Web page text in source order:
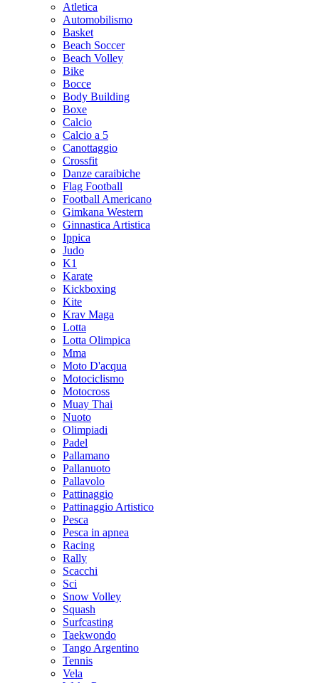
Atletica
Automobilismo
Basket
Beach Soccer
Beach Volley
Bike
Bocce
Body Building
Boxe
Calcio
Calcio a 5
Canottaggio
Crossfit
Danze caraibiche
Flag Football
Football Americano
Gimkana Western
Ginnastica Artistica
Ippica
Judo
K1
Karate
Kickboxing
Kite
Krav Maga
Lotta
Lotta Olimpica
Mma
Moto D'acqua
Motociclismo
Motocross
Muay Thai
Nuoto
Olimpiadi
Padel
Pallamano
Pallanuoto
Pallavolo
Pattinaggio
Pattinaggio Artistico
Pesca
Pesca in apnea
Racing
Rally
Scacchi
Sci
Snow Volley
Squash
Surfcasting
Taekwondo
Tango Argentino
Tennis
Vela